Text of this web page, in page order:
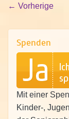
← Vorherige
Spenden
Mit einer
Kinder-,